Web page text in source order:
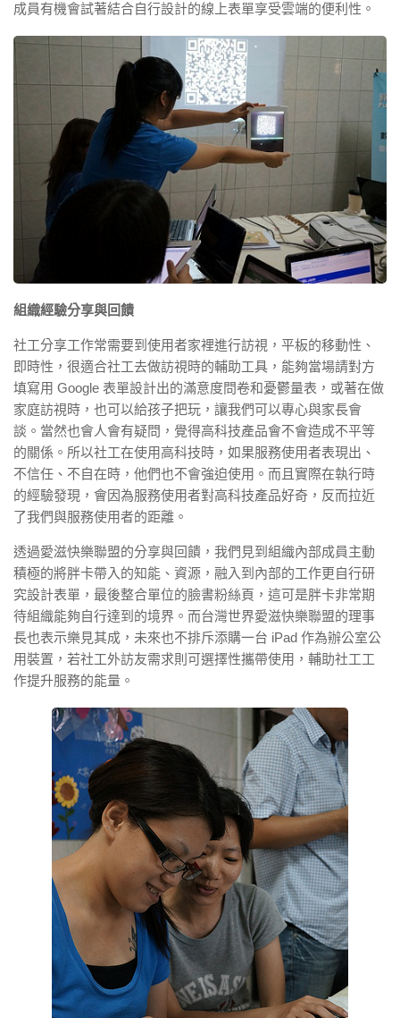
成員有機會試著結合自行設計的線上表單享受雲端的便利性。
組織經驗分享與回饋
社工分享工作常需要到使用者家裡進行訪視，平板的移動性、
即時性，很適合社工去做訪視時的輔助工具，能夠當場請對方
填寫用 Google 表單設計出的滿意度問卷和憂鬱量表，或著在做
家庭訪視時，也可以給孩子把玩，讓我們可以專心與家長會
談。當然也會人會有疑問，覺得高科技產品會不會造成不平等
的關係。所以社工在使用高科技時，如果服務使用者表現出、
不信任、不自在時，他們也不會強迫使用。而且實際在執行時
的經驗發現，會因為服務使用者對高科技產品好奇，反而拉近
了我們與服務使用者的距離。
透過愛滋快樂聯盟的分享與回饋，我們見到組織內部成員主動
積極的將胖卡帶入的知能、資源，融入到內部的工作更自行研
究設計表單，最後整合單位的臉書粉絲頁，這可是胖卡非常期
待組織能夠自行達到的境界。而台灣世界愛滋快樂聯盟的理事
長也表示樂見其成，未來也不排斥添購一台 iPad 作為辦公室公
用裝置，若社工外訪友需求則可選擇性攜帶使用，輔助社工工
作提升服務的能量。